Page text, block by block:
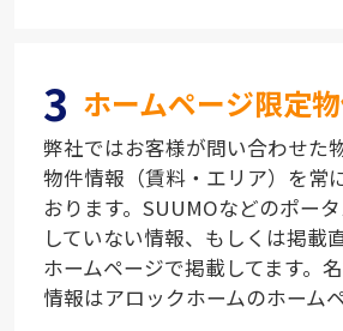
3 ホームページ限定
弊社ではお客様が問い合わせた
物件情報（賃料・エリア）を常
おります。SUUMOなどのポー
していない情報、もしくは掲載
ホームページで掲載してます。
情報はアロックホームのホーム